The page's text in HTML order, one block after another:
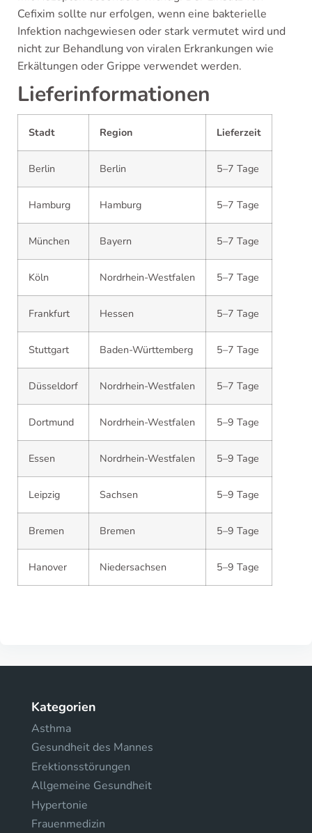
Cefixim sollte nur erfolgen, wenn eine bakterielle
Infektion nachgewiesen oder stark vermutet wird und
nicht zur Behandlung von viralen Erkrankungen wie
Erkältungen oder Grippe verwendet werden.
Lieferinformationen
Stadt Region Lieferzeit
Berlin Berlin 5–7 Tage
Hamburg Hamburg 5–7 Tage
München Bayern 5–7 Tage
Köln Nordrhein-Westfalen 5–7 Tage
Frankfurt Hessen 5–7 Tage
Stuttgart Baden-Württemberg 5–7 Tage
Düsseldorf Nordrhein-Westfalen 5–7 Tage
Dortmund Nordrhein-Westfalen 5–9 Tage
Essen Nordrhein-Westfalen 5–9 Tage
Leipzig Sachsen 5–9 Tage
Bremen Bremen 5–9 Tage
Hanover Niedersachsen 5–9 Tage
Kategorien
Asthma
Gesundheit des Mannes
Erektionsstörungen
Allgemeine Gesundheit
Hypertonie
Frauenmedizin